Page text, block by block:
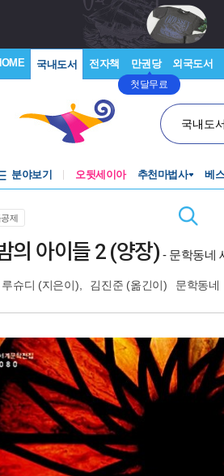
국내도서 전자책 만권당
첫달무료
외국도서
국내도
분야보기 오뒷세이아 추천마법사 베
제
의 아이들 2 (양장) - 문학동네
슈디 (지은이), 김진준 (옮긴이) 문학동네